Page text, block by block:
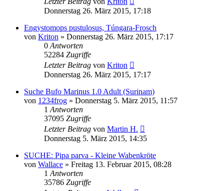
Donnerstag 26. März 2015, 17:18
Engystomops pustulosus, Túngara-Frosch
von Kriton » Donnerstag 26. März 2015, 17:17
0 Antworten
52284 Zugriffe
Letzter Beitrag von Kriton
Donnerstag 26. März 2015, 17:17
Suche Bufo Marinus 1.0 Adult (Surinam)
von 1234frog » Donnerstag 5. März 2015, 11:57
1 Antworten
37095 Zugriffe
Letzter Beitrag von Martin H.
Donnerstag 5. März 2015, 14:35
SUCHE: Pipa parva - Kleine Wabenkröte
von Wallace » Freitag 13. Februar 2015, 08:28
1 Antworten
35786 Zugriffe